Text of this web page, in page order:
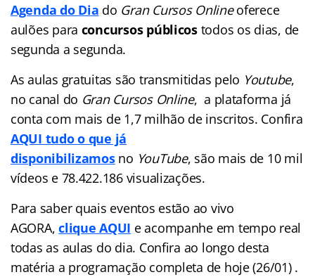
Agenda do Dia do Gran Cursos Onlineoferece
aulões para concursos públicos todos os dias, de
segunda a segunda.
As aulas gratuitas são transmitidas pelo Youtube,
no canal do Gran Cursos Online, a plataforma já
conta com mais de 1,7 milhão de inscritos. Confira
AQUI tudo o que já
disponibilizamosno YouTube, são mais de 10 mil
vídeos e 78.422.186 visualizações.
Para saber quais eventos estão ao vivo
AGORA,clique AQUI e acompanhe em tempo real
todas as aulas do dia. Confira ao longo desta
matéria a programação completa de hoje (26/01) .